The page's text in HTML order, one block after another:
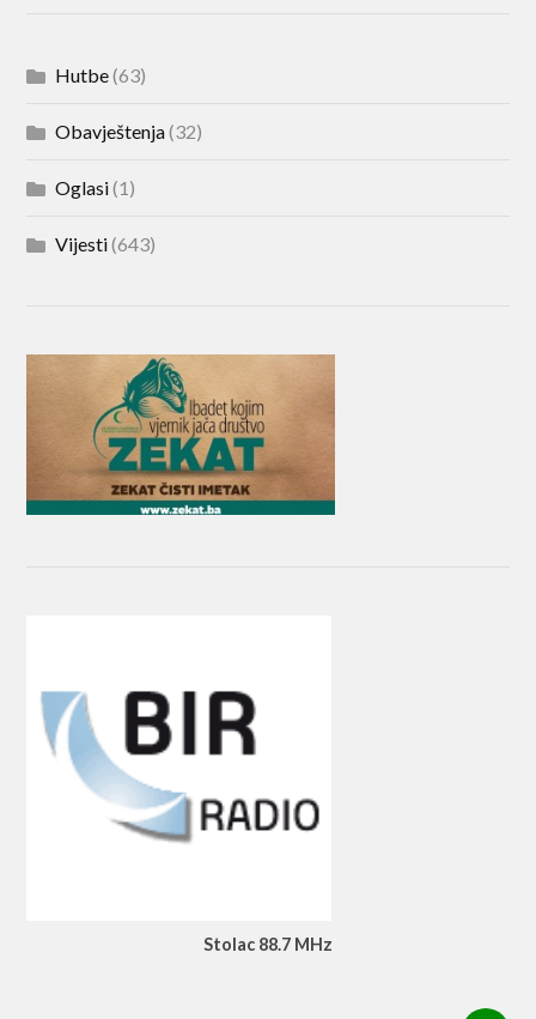
Hutbe(63)
Obavještenja(32)
Oglasi(1)
Vijesti(643)
Stolac 88.7 MHz